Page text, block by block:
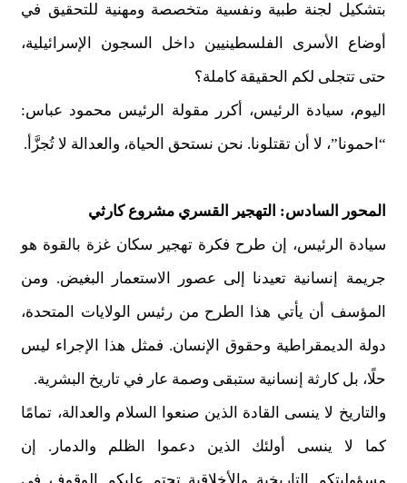
بتشكيل لجنة طبية ونفسية متخصصة ومهنية للتحقيق في
أوضاع الأسرى الفلسطينيين داخل السجون الإسرائيلية،
حتى تتجلى لكم الحقيقة كاملة؟
اليوم، سيادة الرئيس، أكرر مقولة الرئيس محمود عباس:
“احمونا”، لا أن تقتلونا. نحن نستحق الحياة، والعدالة لا تُجزَّأ.
المحور السادس: التهجير القسري مشروع كارثي
سيادة الرئيس، إن طرح فكرة تهجير سكان غزة بالقوة هو
جريمة إنسانية تعيدنا إلى عصور الاستعمار البغيض. ومن
المؤسف أن يأتي هذا الطرح من رئيس الولايات المتحدة،
دولة الديمقراطية وحقوق الإنسان. فمثل هذا الإجراء ليس
حلًا، بل كارثة إنسانية ستبقى وصمة عار في تاريخ البشرية.
والتاريخ لا ينسى القادة الذين صنعوا السلام والعدالة، تمامًا
كما لا ينسى أولئك الذين دعموا الظلم والدمار. إن